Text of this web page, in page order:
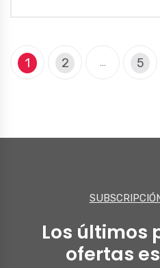
1 2 … 5
Los últimos
ofertas